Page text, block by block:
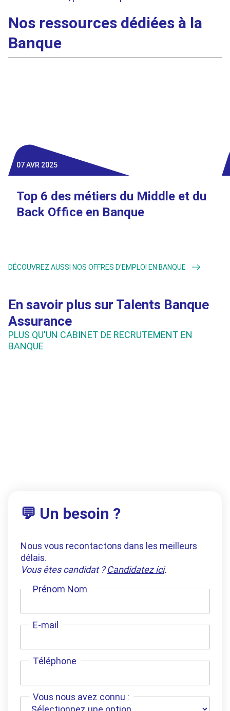
Nos ressources dédiées à la
Banque
Top 6 des métiers du Middle et du
Back Office en Banque
07 AVR 2025
DÉCOUVREZ AUSSI NOS OFFRES D'EMPLOI EN BANQUE
En savoir plus sur Talents Banque
Assurance
PLUS QU'UN CABINET DE RECRUTEMENT EN
BANQUE
💬 Un besoin ?
Nous vous recontactons dans les meilleurs
délais.
Vous êtes candidat ?Candidatez ici.
Prénom Nom
E-mail
Téléphone
Vous nous avez connu :